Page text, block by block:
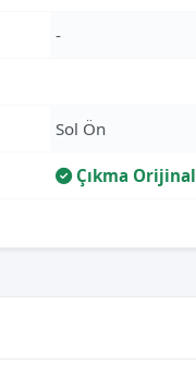
-
Sol Ön
Çıkma Orijinal